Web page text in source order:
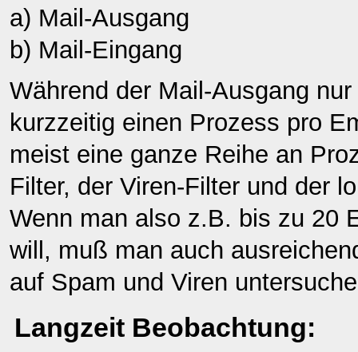
a) Mail-Ausgang
b) Mail-Eingang
Während der Mail-Ausgang
kurzzeitig einen Prozess pro
meist eine ganze Reihe an
Filter, der Viren-Filter und der
Wenn man also z.B. bis zu 20
will, muß man auch
auf Spam und Viren
Langzeit Beobachtung: